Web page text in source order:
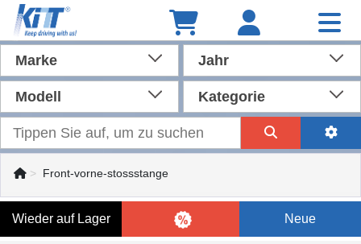
Marke Jahr
Modell Kategorie
Front-vorne-stossstange
Wieder auf Lager Neue